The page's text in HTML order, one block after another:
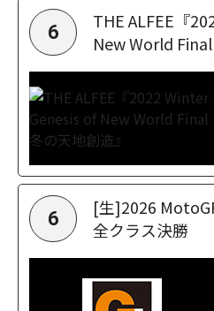
6
THE ALFEE『
New World Final
6
[生]2026
全クラス決勝